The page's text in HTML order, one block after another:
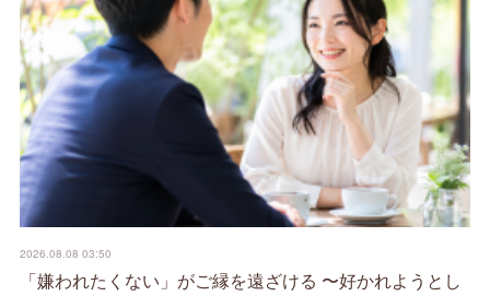
2026.08.08 03:50
「嫌われたくない」がご縁を遠ざける 〜好かれようとし